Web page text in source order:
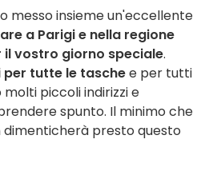
messo insieme un'eccellente
a Parigi e nella regione
vostro giorno speciale.
tutte le taschee per tutti
molti piccoli indirizzi e
spunto. Il minimo che
dimenticherà presto questo